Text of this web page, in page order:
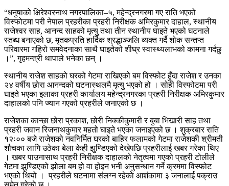
“धनुषाको क्षिरेश्वरनाथ नगरपालिका–५, महेन्द्रनगरमा गए राति भएको
विस्फोटमा परी नेपाल प्रहरीका प्रहरी निरीक्षक अमिरकुमार दाहाल, स्थानीय
राजेश्वर साह, आनन्द साहको मृत्यु तथा तीन स्थानीय घाइते भएको घटनाले
स्तब्ध बनाएको छ, मृतकप्रति हार्दिक श्रद्धाञ्जलि व्यक्त गर्दै शोक सन्तप्त
परिवारमा गहिरो समवेदनाका साथै घाइतेको शीघ्र स्वास्थ्यलाभको कामना गर्दछु
।”, गृहमन्त्री थापाले भनेका छन् ।
स्थानीय राजेश साहको घरको गेटमा राखिएको बम विस्फोट हुँदा राजेश र उनका
२४ वर्षीय छोरा आनन्दको घटनास्थलमै मृत्यु भएको हो । सोही विस्फोटमा परी
घाइते भएका इलाका प्रहरी कार्यालय महेन्द्रनगरका प्रहरी निरीक्षक अमिरकुमार
दाहालको पनि ज्यान गएको प्रहरीले जनाएको छ ।
राजेशका कान्छा छोरा प्रकाश, छोरी निक्कीकुमारी र बुबा भिखारी साह तथा
प्रहरी जवान रिजनाथकुमार महतो घाइते भएका जनाइएको छ । शुक्रबार राति
१२ः०० बजे राजेशको नवनिर्मित घरको बाहिर फलामको गेटमा राजेशकी श्रीमती
शौचका लागि उठेका बेला केही झुण्डिएको देखेपछि प्रहरीलाई खबर गरेका थिए
। खबर पाउनासाथ प्रहरी निरीक्षक दाहालको नेतृत्वमा गएको प्रहरी टोलीले
गेटमा झुण्डिएको झोला बम हो वा होइन भनी अनुसन्धान गर्ने क्रममा विस्फोट
भएको थियो । प्रहरीले घटनामा संलग्न रहेकाे आशंकामा ३ जनालाई पक्राउ